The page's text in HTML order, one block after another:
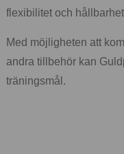
flexibilitet och
Med möjligheten att
andra tillbehör kan
träningsmål.